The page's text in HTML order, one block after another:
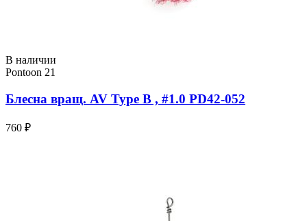
В наличии
Pontoon 21
Блесна вращ. AV Type B , #1.0 PD42-052
760 ₽